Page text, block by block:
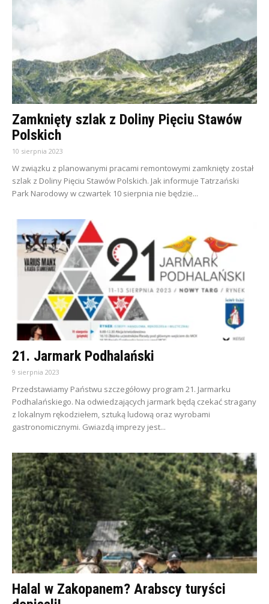
Zamknięty szlak z Doliny Pięciu Stawów
Polskich
10 sierpnia 2023
W związku z planowanymi pracami remontowymi zamknięty został
szlak z Doliny Pięciu Stawów Polskich. Jak informuje Tatrzański
Park Narodowy w czwartek 10 sierpnia nie będzie...
21. Jarmark Podhalański
9 sierpnia 2023
Przedstawiamy Państwu szczegółowy program 21. Jarmarku
Podhalańskiego. Na odwiedzających jarmark będą czekać stragany
z lokalnym rękodziełem, sztuką ludową oraz wyrobami
gastronomicznymi. Gwiazdą imprezy jest...
Halal w Zakopanem? Arabscy turyści